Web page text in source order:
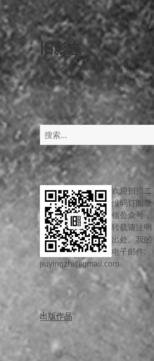
旧影志
研究和讨论老照片及中国早期摄
影史
搜
欢迎扫描二
维码订阅微
信公众号，
转载请注明
出处。我的
电子邮件:
jiuyingzhi@gmail.com
出版作品